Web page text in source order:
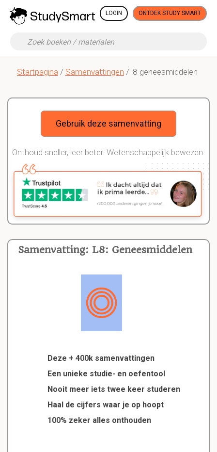
LOGIN ONTDEK STUDY SMART
Startpagina / Samenvattingen / l8-geneesmiddelen
Samenvatting: L8: Geneesmiddelen
Deze + 400k samenvattingen
Een unieke studie- en oefentool
Nooit meer iets twee keer studeren
Haal de cijfers waar je op hoopt
100% zeker alles onthouden
Gebruik deze samenvatting
Onthoud sneller, leer beter. Wetenschappelijk bewezen.